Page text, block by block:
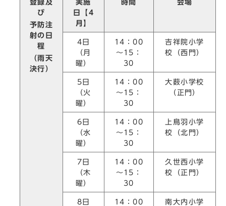
登録及
び
予防注
射の日
程
（雨天
決行）
実施
日【4
月】
時間 会場
4日
（月
曜）
14：00
～15：
30
吉祥院小学
校（西門）
5日
（火
曜）
14：00
～15：
30
大薮小学校
（正門）
6日
（水
曜）
14：00
～15：
30
上鳥羽小学
校（北門）
7日
（木
曜）
14：00
～15：
30
久世西小学
校（正門）
8日
14：00
南大内小学